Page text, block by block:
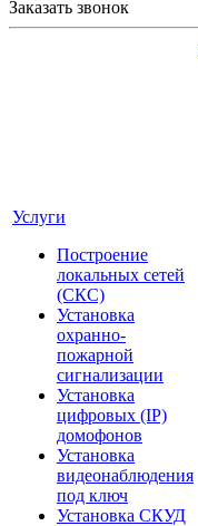
Заказать звонок
Услуги
Построение
локальных сетей
(СКС)
Установка
охранно-
пожарной
сигнализации
Установка
цифровых (IP)
домофонов
Установка
видеонаблюдения
под ключ
Установка СКУД